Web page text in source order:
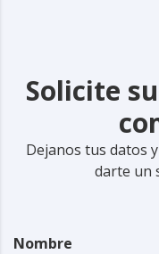
Solicite
Dejanos tus datos
darte un
Nombre